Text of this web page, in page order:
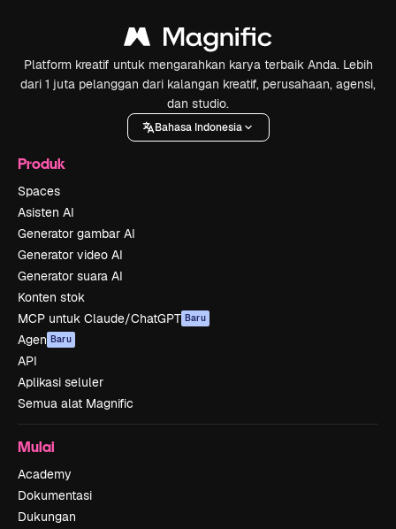
Platform kreatif untuk mengarahkan karya terbaik Anda. Lebih
dari 1 juta pelanggan dari kalangan kreatif, perusahaan, agensi,
dan studio.
Bahasa Indonesia
Produk
Spaces
Asisten AI
Generator gambar AI
Generator video AI
Generator suara AI
Konten stok
MCP untuk Claude/ChatGPT Baru
Agen Baru
API
Aplikasi seluler
Semua alat Magnific
Mulai
Academy
Dokumentasi
Dukungan